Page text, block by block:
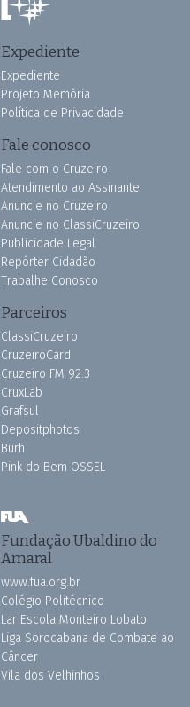
Expediente
Expediente
Projeto Memória
Política de Privacidade
Fale conosco
Fale com o Cruzeiro
Atendimento ao Assinante
Anuncie no Cruzeiro
Anuncie no ClassiCruzeiro
Publicidade Legal
Repórter Cidadão
Trabalhe Conosco
Parceiros
ClassiCruzeiro
CruzeiroCard
Cruzeiro FM 92.3
CruxLab
Grafsul
Depositphotos
Burh
Pink do Bem OSSEL
Fundação Ubaldino do
Amaral
www.fua.org.br
Colégio Politécnico
Lar Escola Monteiro Lobato
Liga Sorocabana de Combate ao
Câncer
Vila dos Velhinhos